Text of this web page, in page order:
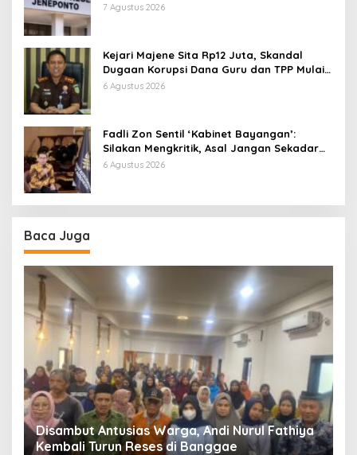
7 Agustus 2026
Kejari Majene Sita Rp12 Juta, Skandal
Dugaan Korupsi Dana Guru dan TPP Mulai
Terkuak
6 Agustus 2026
Fadli Zon Sentil ‘Kabinet Bayangan’:
Silakan Mengkritik, Asal Jangan Sekadar
Bayangan
6 Agustus 2026
Baca Juga
Disambut Antusias Warga, Andi Nurul Fathiya
Kembali Turun Reses di Banggae